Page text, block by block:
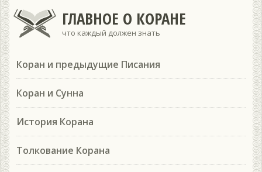
ГЛАВНОЕ О КОРАНЕ
что каждый должен знать
Коран и предыдущие Писания
Коран и Сунна
История Корана
Толкование Корана